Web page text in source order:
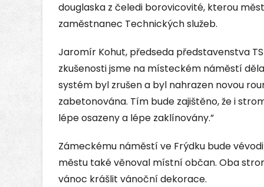
douglaska z čeledi borovicovité, kterou
zaměstnanec Technických služeb.
Jaromír Kohut, předseda představenstva
zkušenosti jsme na místeckém náměstí
systém byl zrušen a byl nahrazen novou
zabetonována. Tím bude zajištěno, že i
lépe osazeny a lépe zaklínovány.”
Zámeckému náměstí ve Frýdku bude
městu také věnoval místní občan. Oba
vánoc krášlit vánoční dekorace.